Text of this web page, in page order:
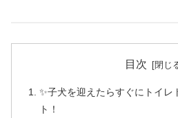
目次
✨子犬を迎えたらすぐにトイレ
ト！